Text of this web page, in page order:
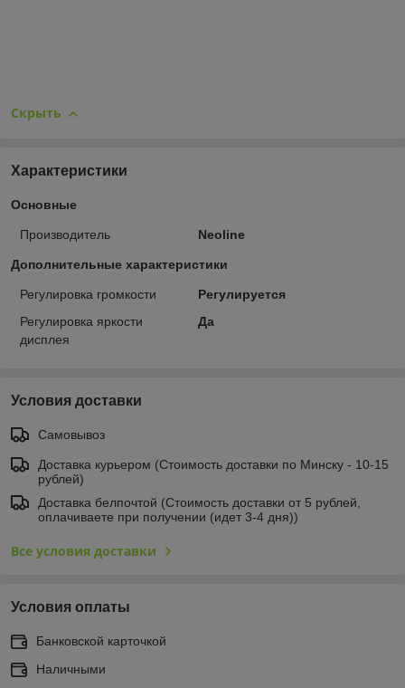
Скрыть
Характеристики
Основные
Производитель Neoline
Дополнительные характеристики
Регулировка громкости
Регулируется
Регулировка яркости
дисплея
Да
Условия доставки
Самовывоз
Доставка курьером (Стоимость доставки по Минску - 10-15
рублей)
Доставка белпочтой (Стоимость доставки от 5 рублей,
оплачиваете при получении (идет 3-4 дня))
Все условия доставки
Условия оплаты
Банковской карточкой
Наличными